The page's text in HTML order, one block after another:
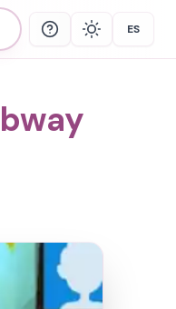
Help Theme Select
ES